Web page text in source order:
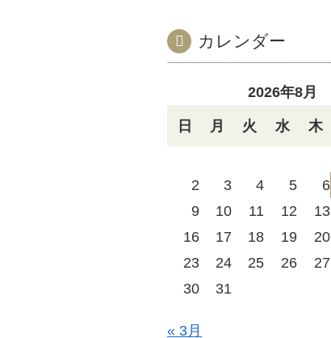
カレンダー
2026年8月
日 月 火 水 木
2
3 4 5 6
9
10 11 12 13
16
17 18 19 20
23
24 25 26 27
30
31
« 3月